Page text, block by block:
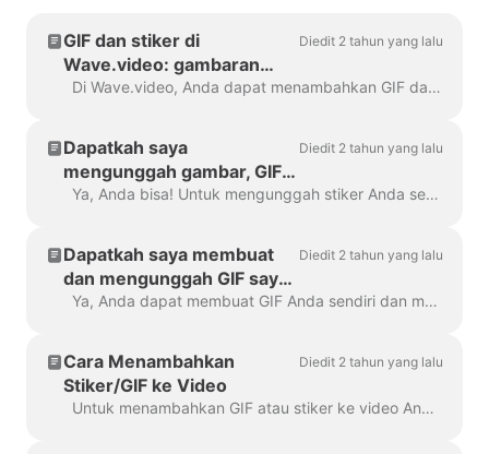
GIF dan stiker di
Wave.video: gambaran
umum
Diedit 2 tahun yang lalu
Di Wave.video, Anda dapat menambahkan GIF dan stiker ke video Anda. Dengan cara ini, Anda dapat membuatnya lebih menarik, disesuaikan, dan menarik bagi audiens Anda. P...
Dapatkah saya
mengunggah gambar, GIF,
atau stiker saya sendiri di
Diedit 2 tahun yang lalu
Ya, Anda bisa! Untuk mengunggah stiker Anda sendiri, buka langkah "Hamparan & Stiker" di menu sebelah kiri dan klik tab "Media" -> "Unggahan" Anda dapat ...
Dapatkah saya membuat
dan mengunggah GIF saya
sendiri?
Diedit 2 tahun yang lalu
Ya, Anda dapat membuat GIF Anda sendiri dan mengunggahnya ke Wave.video. Berikut adalah artikel bermanfaat tentang cara membuat GIF Anda sendiri. Setelah GIF Anda dibaca...
Cara Menambahkan
Stiker/GIF ke Video
Diedit 2 tahun yang lalu
Untuk menambahkan GIF atau stiker ke video Anda, buka langkah Hamparan & Stiker di menu sebelah kiri. Anda akan melihat semua pilihan...